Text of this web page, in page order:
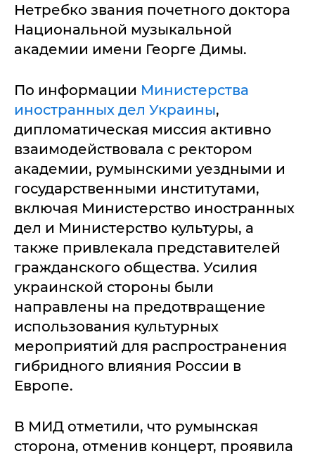
Нетребко звания почетного доктора
Национальной музыкальной
академии имени Георге Димы.
По информации Министерства
иностранных дел Украины,
дипломатическая миссия активно
взаимодействовала с ректором
академии, румынскими уездными и
государственными институтами,
включая Министерство иностранных
дел и Министерство культуры, а
также привлекала представителей
гражданского общества. Усилия
украинской стороны были
направлены на предотвращение
использования культурных
мероприятий для распространения
гибридного влияния России в
Европе.
В МИД отметили, что румынская
сторона, отменив концерт, проявила